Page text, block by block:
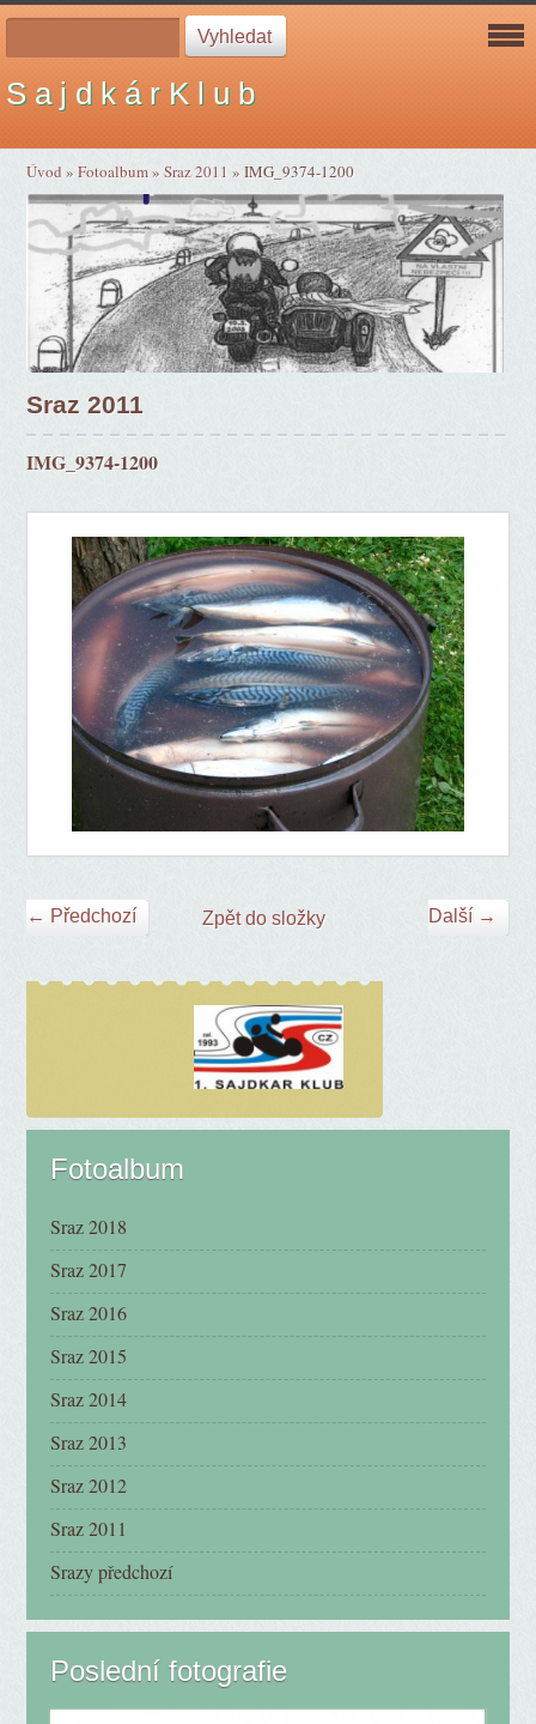
S a j d k á r K l u b
Úvod »Fotoalbum»Sraz 2011 »IMG_9374-1200
Sraz 2011
IMG_9374-1200
← Předchozí Další →
Zpět do složky
Fotoalbum
Sraz 2018
Sraz 2017
Sraz 2016
Sraz 2015
Sraz 2014
Sraz 2013
Sraz 2012
Sraz 2011
Srazy předchozí
Poslední fotografie